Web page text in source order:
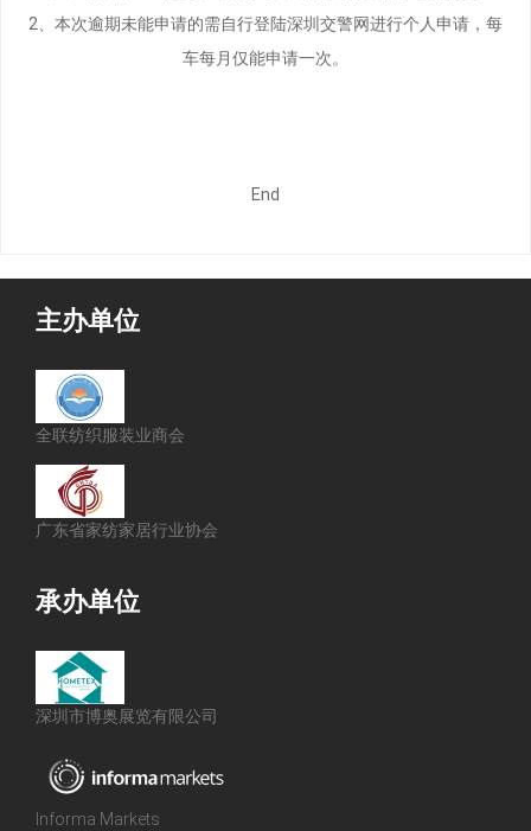
2、本次逾期未能申请的需自行登陆深圳交警网进行个人申请，每
车每月仅能申请一次。
End
主办单位
全联纺织服装业商会
广东省家纺家居行业协会
承办单位
深圳市博奥展览有限公司
Informa Markets